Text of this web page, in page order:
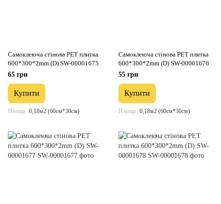
Самоклеюча стінова PET плитка
600*300*2mm (D) SW-00001675
65 грн
Купити
Площа 0,18м2 (60см*30см)
Самоклеюча стінова PET плитка
600*300*2mm (D) SW-00001676
55 грн
Купити
Площа 0,18м2 (60см*30см)